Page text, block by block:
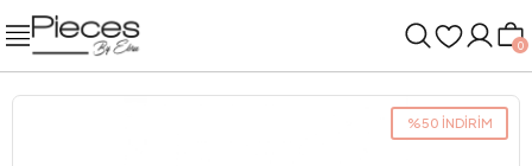
0
%50 İNDİRİM